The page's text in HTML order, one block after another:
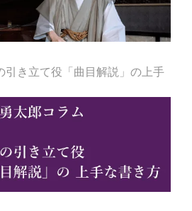
引き立て役「曲目解説」の上手